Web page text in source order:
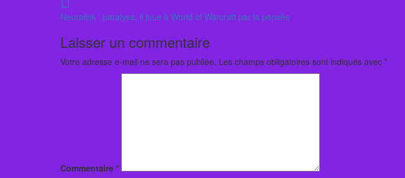
Neuralink : paralysé, il joue à World of Warcraft par la pensée
Laisser un commentaire
Votre adresse e-mail ne sera pas publiée. Les champs obligatoires sont indiqués avec *
Commentaire *